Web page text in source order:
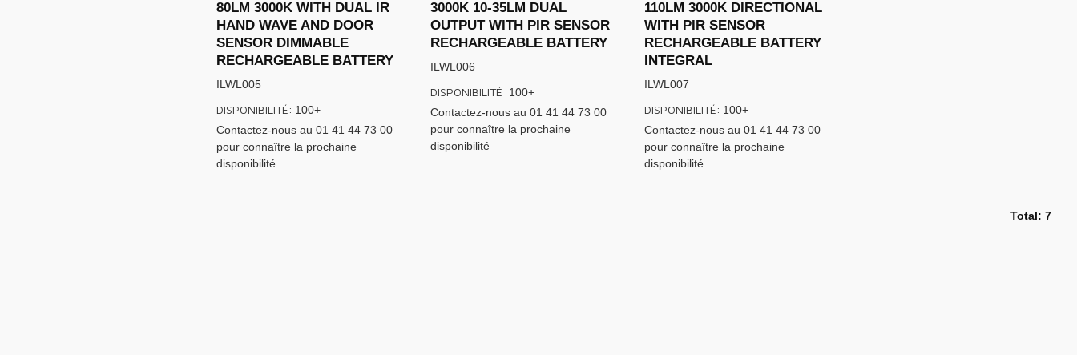
80LM 3000K WITH DUAL IR
HAND WAVE AND DOOR
SENSOR DIMMABLE
RECHARGEABLE BATTERY
ILWL005
Contactez-nous au 01 41 44 73 00
pour connaître la prochaine
disponibilité
DISPONIBILITÉ: 100+
3000K 10-35LM DUAL
OUTPUT WITH PIR SENSOR
RECHARGEABLE BATTERY
ILWL006
Contactez-nous au 01 41 44 73 00
pour connaître la prochaine
disponibilité
DISPONIBILITÉ: 100+
110LM 3000K DIRECTIONAL
WITH PIR SENSOR
RECHARGEABLE BATTERY
INTEGRAL
ILWL007
Contactez-nous au 01 41 44 73 00
pour connaître la prochaine
disponibilité
DISPONIBILITÉ: 100+
Total: 7